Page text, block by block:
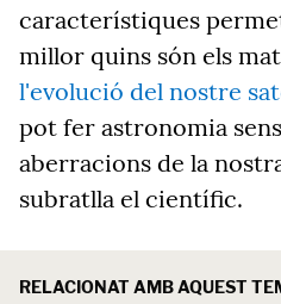
característiques
millor quins són els
l'evolució del nostre
pot fer astronomia
aberracions de la
subratlla el científic.
RELACIONAT AMB AQUEST